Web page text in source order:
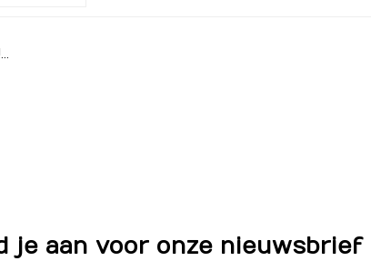
je aan voor onze nieuwsbrief